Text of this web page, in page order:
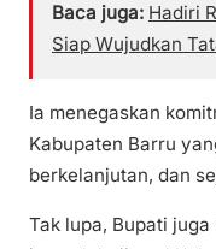
Baca juga: Hadiri
Siap Wujudkan
Ia menegaskan
Kabupaten Barru
berkelanjutan, dan
Tak lupa, Bupati